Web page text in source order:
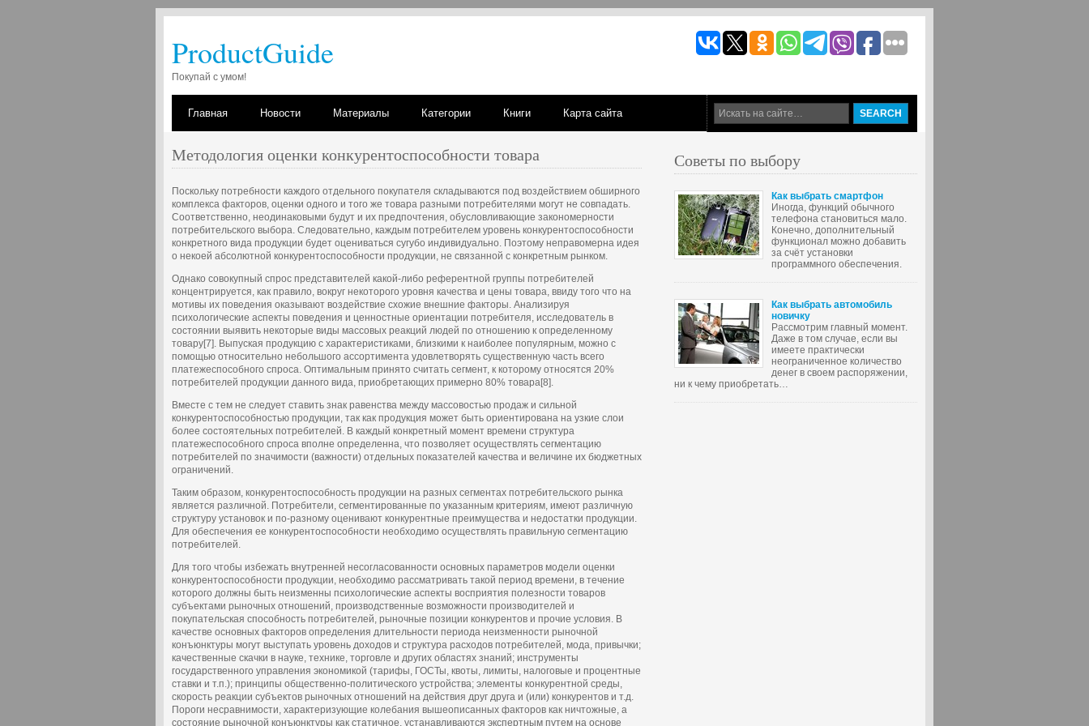
ProductGuide
Покупай с умом!
Главная Новости Материалы Категории Книги Карта сайта
Методология оценки конкурентоспособности товара
Поскольку потребности каждого отдельного покупателя складываются под воздействием обширного
комплекса факторов, оценки одного и того же товара разными потребителями могут не совпадать.
Соответственно, неодинаковыми будут и их предпочтения, обусловливающие закономерности
потребительского выбора. Следовательно, каждым потребителем уровень конкурентоспособности
конкретного вида продукции будет оцениваться сугубо индивидуально. Поэтому неправомерна идея
о некоей абсолютной конкурентоспособности продукции, не связанной с конкретным рынком.
Однако совокупный спрос представителей какой-либо референтной группы потребителей
концентрируется, как правило, вокруг некоторого уровня качества и цены товара, ввиду того что на
мотивы их поведения оказывают воздействие схожие внешние факторы. Анализируя
психологические аспекты поведения и ценностные ориентации потребителя, исследователь в
состоянии выявить некоторые виды массовых реакций людей по отношению к определенному
товару[7]. Выпуская продукцию с характеристиками, близкими к наиболее популярным, можно с
помощью относительно небольшого ассортимента удовлетворять существенную часть всего
платежеспособного спроса. Оптимальным принято считать сегмент, к которому относятся 20%
потребителей продукции данного вида, приобретающих примерно 80% товара[8].
Вместе с тем не следует ставить знак равенства между массовостью продаж и сильной
конкурентоспособностью продукции, так как продукция может быть ориентирована на узкие слои
более состоятельных потребителей. В каждый конкретный момент времени структура
платежеспособного спроса вполне определенна, что позволяет осуществлять сегментацию
потребителей по значимости (важности) отдельных показателей качества и величине их бюджетных
ограничений.
Таким образом, конкурентоспособность продукции на разных сегментах потребительского рынка
является различной. Потребители, сегментированные по указанным критериям, имеют различную
структуру установок и по-разному оценивают конкурентные преимущества и недостатки продукции.
Для обеспечения ее конкурентоспособности необходимо осуществлять правильную сегментацию
потребителей.
Для того чтобы избежать внутренней несогласованности основных параметров модели оценки
конкурентоспособности продукции, необходимо рассматривать такой период времени, в течение
которого должны быть неизменны психологические аспекты восприятия полезности товаров
субъектами рыночных отношений, производственные возможности производителей и
покупательская способность потребителей, рыночные позиции конкурентов и прочие условия. В
качестве основных факторов определения длительности периода неизменности рыночной
конъюнктуры могут выступать уровень доходов и структура расходов потребителей, мода, привычки;
качественные скачки в науке, технике, торговле и других областях знаний; инструменты
государственного управления экономикой (тарифы, ГОСТы, квоты, лимиты, налоговые и процентные
ставки и т.п.); принципы общественно-политического устройства; элементы конкурентной среды,
скорость реакции субъектов рыночных отношений на действия друг друга и (или) конкурентов и т.д.
Пороги несравнимости, характеризующие колебания вышеописанных факторов как ничтожные, а
состояние рыночной конъюнктуры как статичное, устанавливаются экспертным путем на основе
Советы по выбору
Как выбрать смартфон
Иногда, функций обычного
телефона становиться мало.
Конечно, дополнительный
функционал можно добавить
за счёт установки
программного обеспечения.
Как выбрать автомобиль
новичку
Рассмотрим главный момент.
Даже в том случае, если вы
имеете практически
неограниченное количество
денег в своем распоряжении,
ни к чему приобретать…